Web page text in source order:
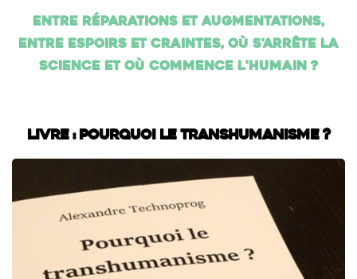
Entre réparations et augmentations,
entre espoirs et craintes, où s'arrête la
science et où commence l'humain ?
Livre : Pourquoi le transhumanisme ?